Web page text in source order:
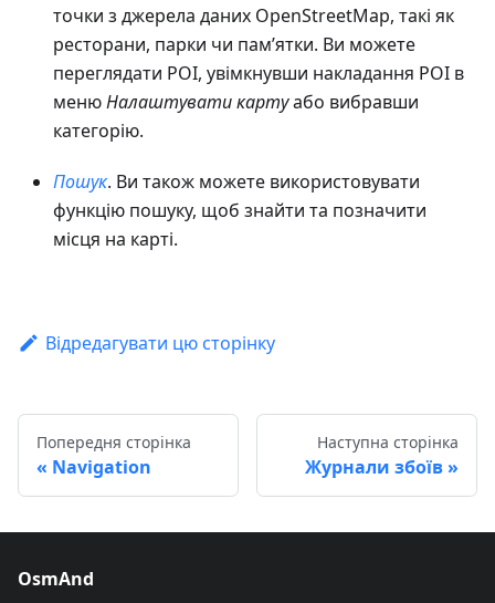
точки з джерела даних OpenStreetMap, такі як
ресторани, парки чи пам’ятки. Ви можете
переглядати POI, увімкнувши накладання POI в
менюНалаштувати картуабо вибравши
категорію.
Пошук. Ви також можете використовувати
функцію пошуку, щоб знайти та позначити
місця на карті.
Відредагувати цю сторінку
Попередня сторінка
Navigation
Наступна сторінка
Журнали збоїв
OsmAnd